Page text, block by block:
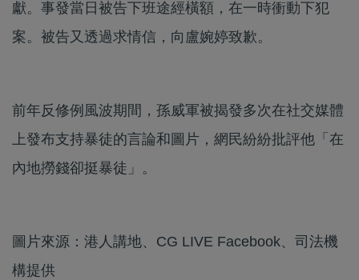
獻。事發當日被告下班途經橫額，在一時衝動下犯
案。被告又透過求情信，向盧婉婷致歉。
前年反修例風波期間，孫威軍被揭發多次在社交媒體
上發布支持暴徒的言論和圖片，網民紛紛批評他「在
內地撈錢卻挺暴徒」。
圖片來源：港人講地、CG LIVE Facebook、司法機
構提供